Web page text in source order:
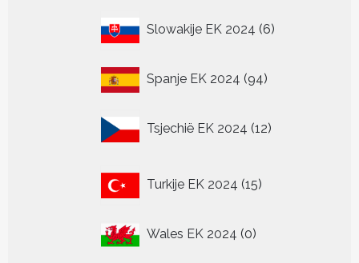
Slowakije EK 2024 6
producten
Spanje EK 2024 9494
Tsjechië EK 2024 12
producten
Turkije EK 2024 15
producten
Wales EK 2024 00